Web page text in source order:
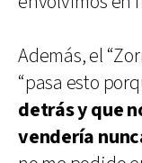
Además, el
“pasa esto
detrás y que
vendería